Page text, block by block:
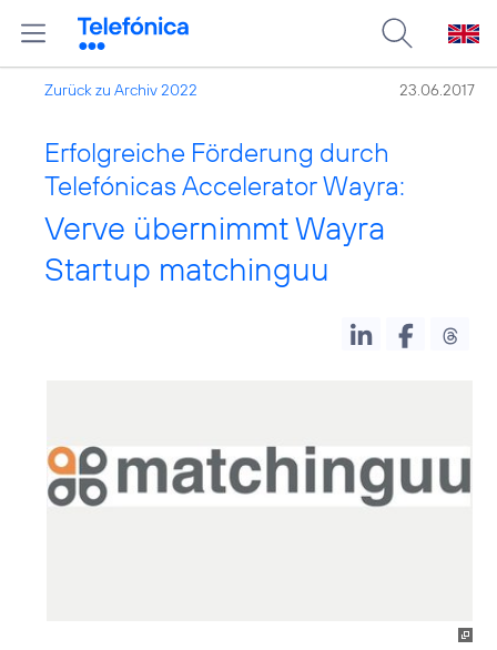
Zurück zu Archiv 2022 23.06.2017
Erfolgreiche Förderung durch
Telefónicas Accelerator Wayra:
Verve übernimmt Wayra
Startup matchinguu